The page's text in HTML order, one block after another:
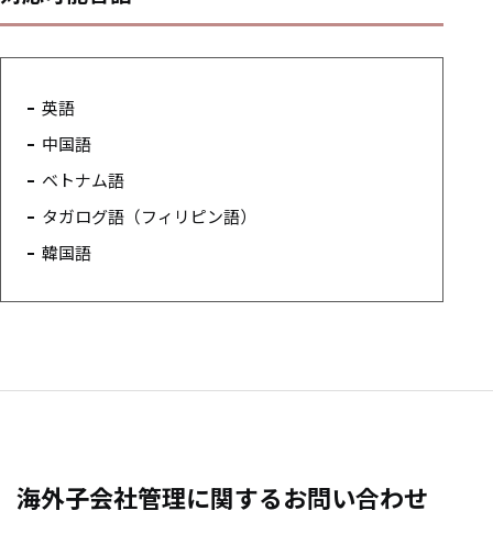
英語
中国語
ベトナム語
タガログ語（フィリピン語）
韓国語
海外子会社管理に関するお問い合わせ